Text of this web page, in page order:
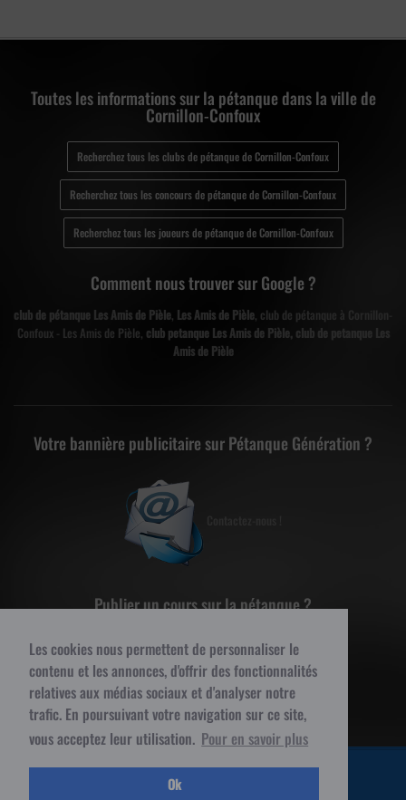
Les cookies nous permettent de personnaliser le
contenu et les annonces, d'offrir des fonctionnalités
relatives aux médias sociaux et d'analyser notre
trafic. En poursuivant votre navigation sur ce site,
vous acceptez leur utilisation. Pour en savoir plus
Ok
Toutes les informations sur la pétanque dans la ville de
Cornillon-Confoux
Recherchez tous les clubs de pétanque de Cornillon-Confoux
Recherchez tous les concours de pétanque de Cornillon-Confoux
Recherchez tous les joueurs de pétanque de Cornillon-Confoux
Comment nous trouver sur Google ?
club de pétanque Les Amis de Pièle, Les Amis de Pièle, club de pétanque à Cornillon-
Confoux - Les Amis de Pièle, club petanque Les Amis de Pièle, club de petanque Les
Amis de Pièle
Votre bannière publicitaire sur Pétanque Génération ?
Publier un cours sur la pétanque ?
Contactez-nous !
© 2015 Pétanque Génération - Tous droits réservés